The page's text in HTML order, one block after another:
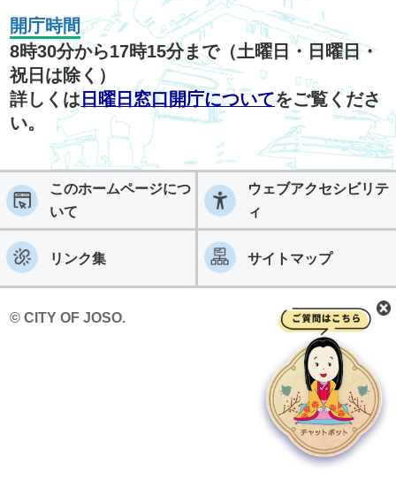
開庁時間
8時30分から17時15分まで（土曜日・日曜日・
祝日は除く）
詳しくは 日曜日窓口開庁についてをご覧くださ
い。
このホームページにつ
いて
ウェブアクセシビリテ
ィ
リンク集 サイトマップ
© CITY OF JOSO.